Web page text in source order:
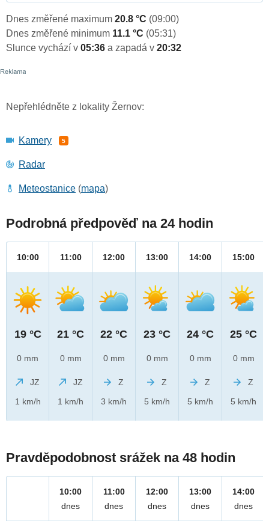
Dnes změřené maximum 20.8 °C (09:00)
Dnes změřené minimum 11.1 °C (05:31)
Slunce vychází v 05:36 a zapadá v 20:32
Nepřehlédněte z lokality Žernov:
Kamery 5
Radar
Meteostanice (mapa)
Podrobná předpověď na 24 hodin
10:00
19 °C
0 mm
JZ
1 km/h
11:00
21 °C
0 mm
JZ
1 km/h
12:00
22 °C
0 mm
Z
3 km/h
13:00
23 °C
0 mm
Z
5 km/h
14:00
24 °C
0 mm
Z
5 km/h
15:00
25 °C
0 mm
Z
5 km/h
Pravděpodobnost srážek na 48 hodin
10:00
dnes
11:00
dnes
12:00
dnes
13:00
dnes
14:00
dnes